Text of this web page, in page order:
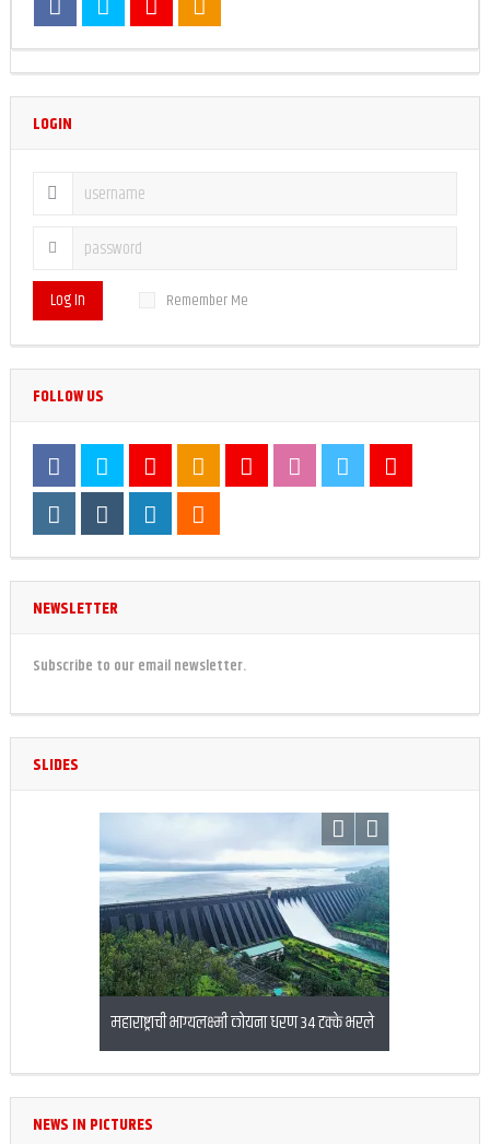
LOGIN
Log In Remember Me
FOLLOW US
NEWSLETTER
Subscribe to our email newsletter.
SLIDES
महाराष्ट्राची भाग्यलक्ष्मी कोयना धरण 34 टक्के भरले
NEWS IN PICTURES